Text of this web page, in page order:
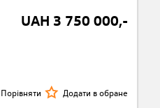
UAH 3 750 000,-
Порівняти Додати в обране